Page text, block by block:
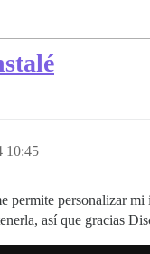
10:45
permite personalizar
así que gracias